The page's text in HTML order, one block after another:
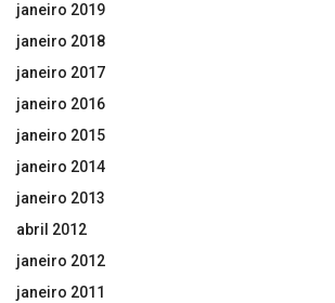
janeiro 2019
janeiro 2018
janeiro 2017
janeiro 2016
janeiro 2015
janeiro 2014
janeiro 2013
abril 2012
janeiro 2012
janeiro 2011